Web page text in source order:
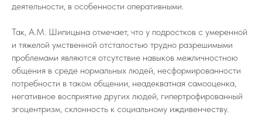
деятельности, в особенности оперативными.
Так, А.М. Шипицына отмечает, что у подростков с умеренной
и тяжелой умственной отсталостью трудно разрешимыми
проблемами являются отсутствие навыков межличностною
общения в среде нормальных людей, несформированности
потребности в таком общении, неадекватная самооценка,
негативное восприятие других людей, гипертрофированный
эгоцентризм, склонность к социальному иждивенчеству.